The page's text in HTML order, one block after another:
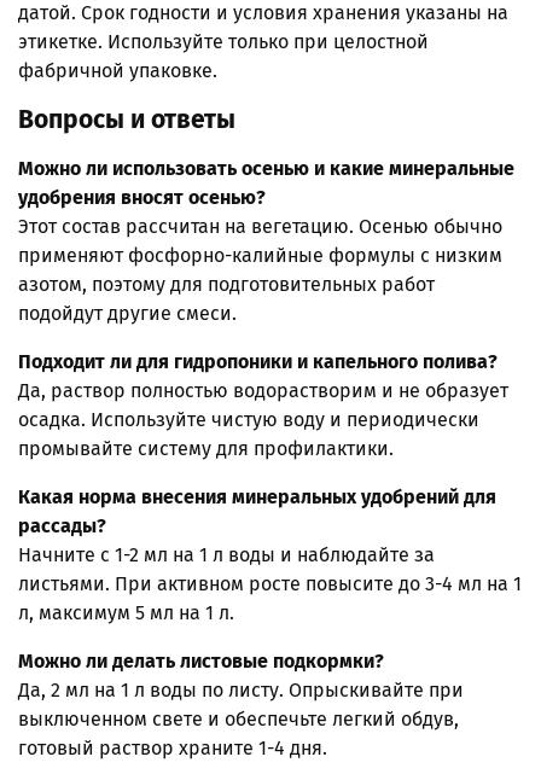
датой. Срок годности и условия хранения указаны на
этикетке. Используйте только при целостной
фабричной упаковке.
Вопросы и ответы
Можно ли использовать осенью и какие минеральные
удобрения вносят осенью?
Этот состав рассчитан на вегетацию. Осенью обычно
применяют фосфорно-калийные формулы с низким
азотом, поэтому для подготовительных работ
подойдут другие смеси.
Подходит ли для гидропоники и капельного полива?
Да, раствор полностью водорастворим и не образует
осадка. Используйте чистую воду и периодически
промывайте систему для профилактики.
Какая норма внесения минеральных удобрений для
рассады?
Начните с 1-2 мл на 1 л воды и наблюдайте за
листьями. При активном росте повысите до 3-4 мл на 1
л, максимум 5 мл на 1 л.
Можно ли делать листовые подкормки?
Да, 2 мл на 1 л воды по листу. Опрыскивайте при
выключенном свете и обеспечьте легкий обдув,
готовый раствор храните 1-4 дня.